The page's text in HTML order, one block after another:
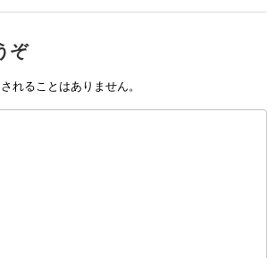
ぞ
れることはありません。